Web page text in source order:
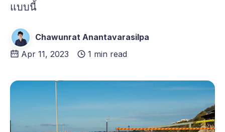
แบบนี้
Chawunrat Anantavarasilpa
Apr 11, 2023
1 min read